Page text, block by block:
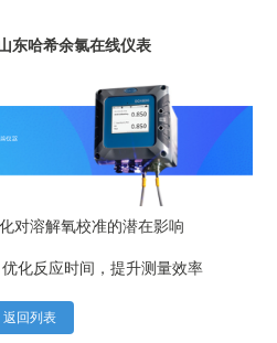
东哈希余氯在线仪表
对溶解氧校准的潜在影响
化反应时间，提升测量效率
返回列表